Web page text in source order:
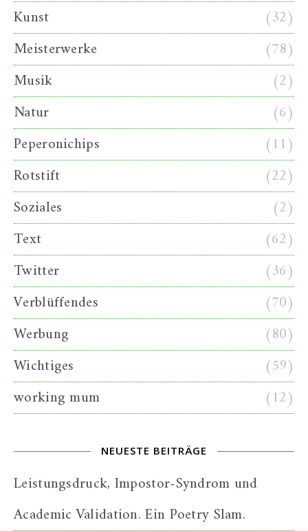
Kunst
(32)
Meisterwerke
(78)
Musik
(2)
Natur
(6)
Peperonichips
(11)
Rotstift
(22)
Soziales
(2)
Text
(62)
Twitter
(36)
Verblüffendes
(70)
Werbung
(80)
Wichtiges
(59)
working mum
(12)
NEUESTE BEITRÄGE
Leistungsdruck, Impostor-Syndrom und
Academic Validation. Ein Poetry Slam.